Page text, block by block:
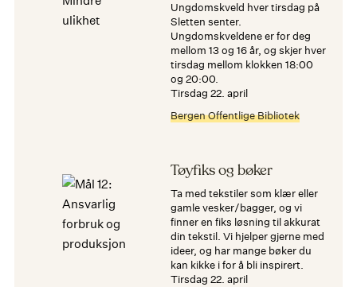
Ungdomskveld hver tirsdag på
Sletten senter.
Ungdomskveldene er for deg
mellom 13 og 16 år, og skjer hver
tirsdag mellom klokken 18:00
og 20:00.
tirsdag 22. april
Bergen Offentlige Bibliotek
Tøyfiks og bøker
Ta med tekstiler som klær eller
gamle vesker/bagger, og vi
finner en fiks løsning til akkurat
din tekstil. Vi hjelper gjerne med
ideer, og har mange bøker du
kan kikke i for å bli inspirert.
tirsdag 22. april